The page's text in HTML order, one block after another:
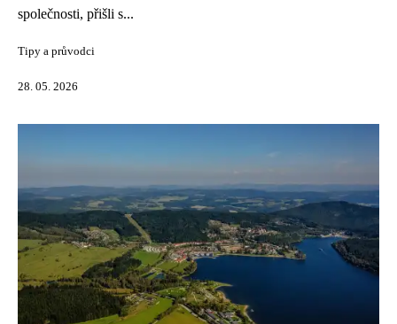
společnosti, přišli s...
Tipy a průvodci
28. 05. 2026